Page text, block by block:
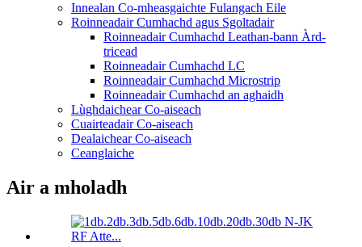
Innealan Co-mheasgaichte Fulangach Eile
Roinneadair Cumhachd agus Sgoltadair
Roinneadair Cumhachd Leathan-bann Àrd-
tricead
Roinneadair Cumhachd LC
Roinneadair Cumhachd Microstrip
Roinneadair Cumhachd an aghaidh
Lùghdaichear Co-aiseach
Cuairteadair Co-aiseach
Dealaichear Co-aiseach
Ceanglaiche
Air a mholadh